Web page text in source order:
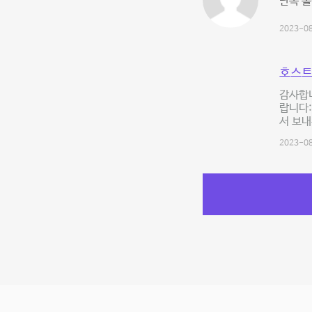
2023-
호스
감사
랍니
서 보
2023-